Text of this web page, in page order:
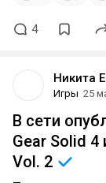
4
Никита
Игры 25
В сети
Gear Solid
Vol. 2